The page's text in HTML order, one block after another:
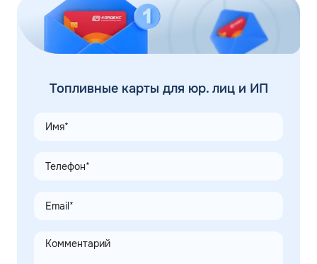
Топливные карты для юр. лиц и ИП